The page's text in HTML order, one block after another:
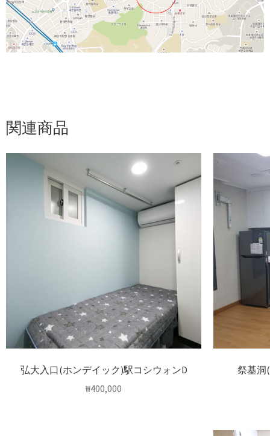
関連商品
弘大入口(ホンデイック)駅コシウォンD
₩400,000
祭基洞